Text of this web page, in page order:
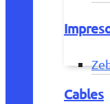
Cables